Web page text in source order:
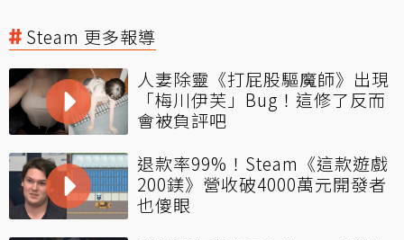
Steam 更多報導
人妻除靈《打屁股驅魔師》出現
「梅川伊芙」Bug！這修了反而
會被負評吧
退款率99%！Steam《這款遊戲
200鎂》營收破4000萬元開發者
也傻眼